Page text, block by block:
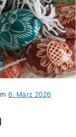
6. März 2026